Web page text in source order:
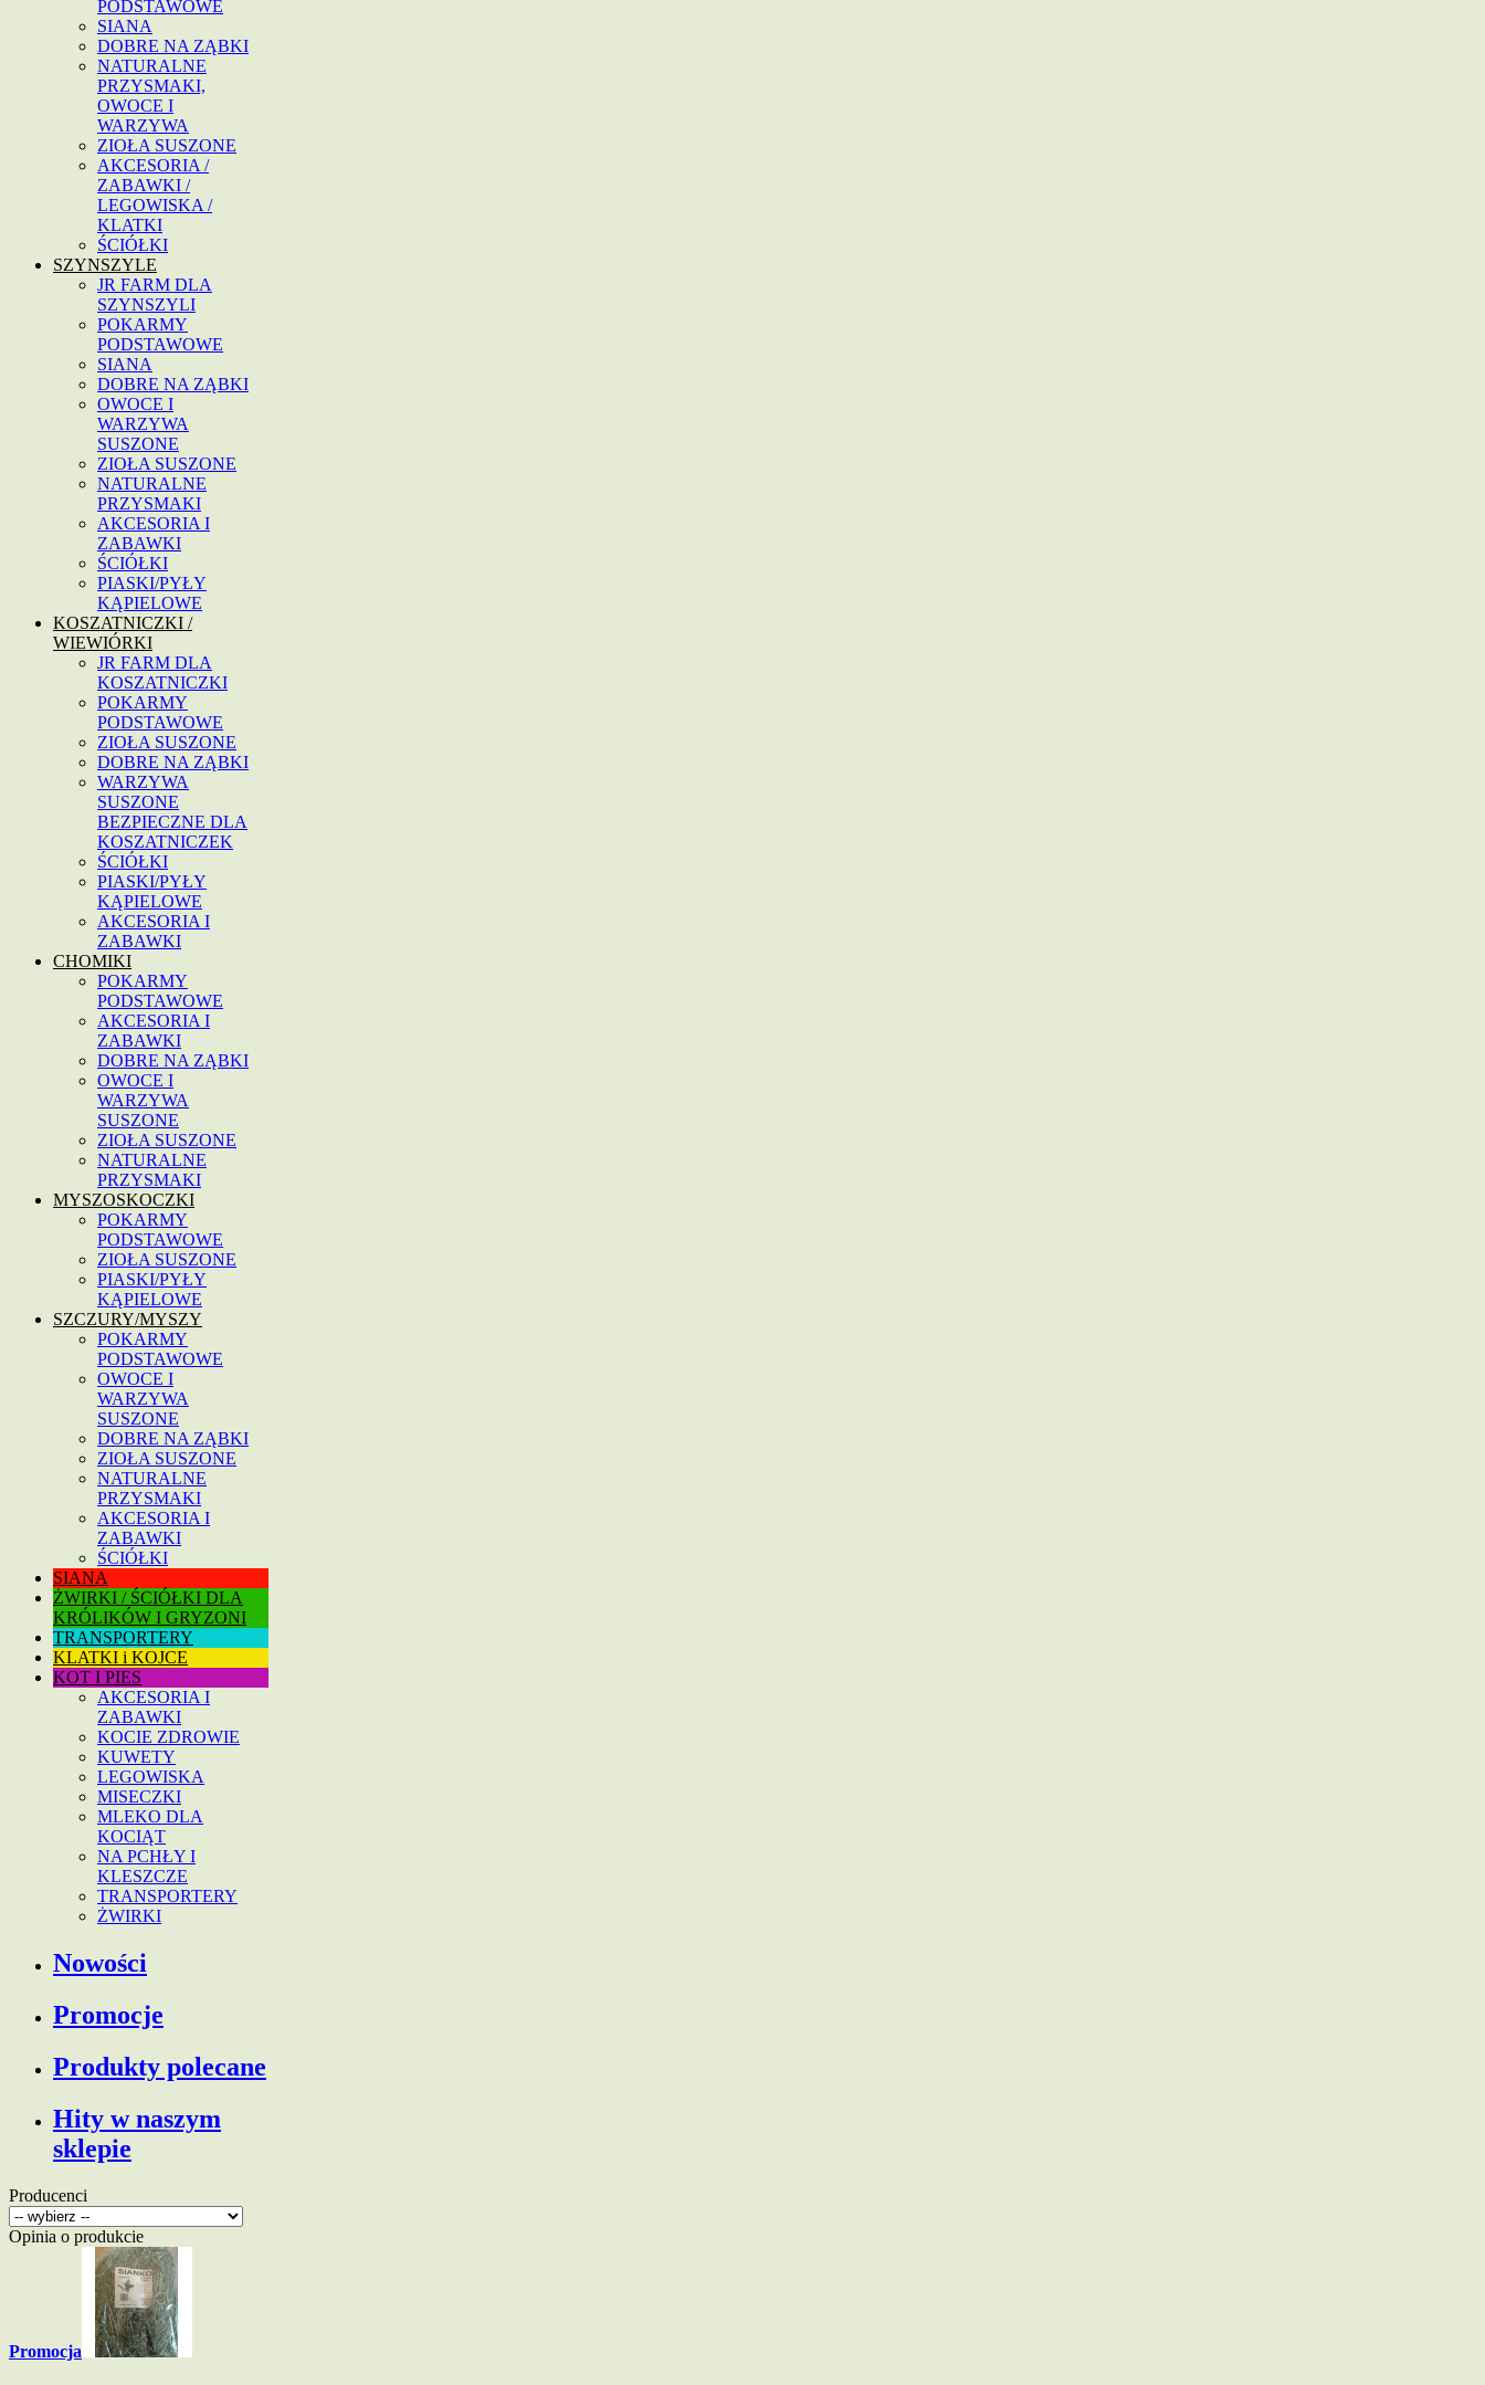
PODSTAWOWE
SIANA
DOBRE NA ZĄBKI
NATURALNE
PRZYSMAKI,
OWOCE I
WARZYWA
ZIOŁA SUSZONE
AKCESORIA /
ZABAWKI /
LEGOWISKA /
KLATKI
ŚCIÓŁKI
SZYNSZYLE
JR FARM DLA
SZYNSZYLI
POKARMY
PODSTAWOWE
SIANA
DOBRE NA ZĄBKI
OWOCE I
WARZYWA
SUSZONE
ZIOŁA SUSZONE
NATURALNE
PRZYSMAKI
AKCESORIA I
ZABAWKI
ŚCIÓŁKI
PIASKI/PYŁY
KĄPIELOWE
KOSZATNICZKI /
WIEWIÓRKI
JR FARM DLA
KOSZATNICZKI
POKARMY
PODSTAWOWE
ZIOŁA SUSZONE
DOBRE NA ZĄBKI
WARZYWA
SUSZONE
BEZPIECZNE DLA
KOSZATNICZEK
ŚCIÓŁKI
PIASKI/PYŁY
KĄPIELOWE
AKCESORIA I
ZABAWKI
CHOMIKI
POKARMY
PODSTAWOWE
AKCESORIA I
ZABAWKI
DOBRE NA ZĄBKI
OWOCE I
WARZYWA
SUSZONE
ZIOŁA SUSZONE
NATURALNE
PRZYSMAKI
MYSZOSKOCZKI
POKARMY
PODSTAWOWE
ZIOŁA SUSZONE
PIASKI/PYŁY
KĄPIELOWE
SZCZURY/MYSZY
POKARMY
PODSTAWOWE
OWOCE I
WARZYWA
SUSZONE
DOBRE NA ZĄBKI
ZIOŁA SUSZONE
NATURALNE
PRZYSMAKI
AKCESORIA I
ZABAWKI
ŚCIÓŁKI
SIANA
ŻWIRKI / ŚCIÓŁKI DLA
KRÓLIKÓW I GRYZONI
TRANSPORTERY
KLATKI i KOJCE
KOT I PIES
AKCESORIA I
ZABAWKI
KOCIE ZDROWIE
KUWETY
LEGOWISKA
MISECZKI
MLEKO DLA
KOCIĄT
NA PCHŁY I
KLESZCZE
TRANSPORTERY
ŻWIRKI
Nowości
Promocje
Produkty polecane
Hity w naszym
sklepie
Producenci
Opinia o produkcie
Promocja